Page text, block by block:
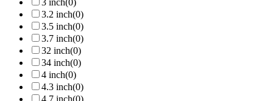
3.2 inch(0)
3.5 inch(0)
3.7 inch(0)
32 inch(0)
34 inch(0)
4 inch(0)
4.3 inch(0)
4.7 inch(0)